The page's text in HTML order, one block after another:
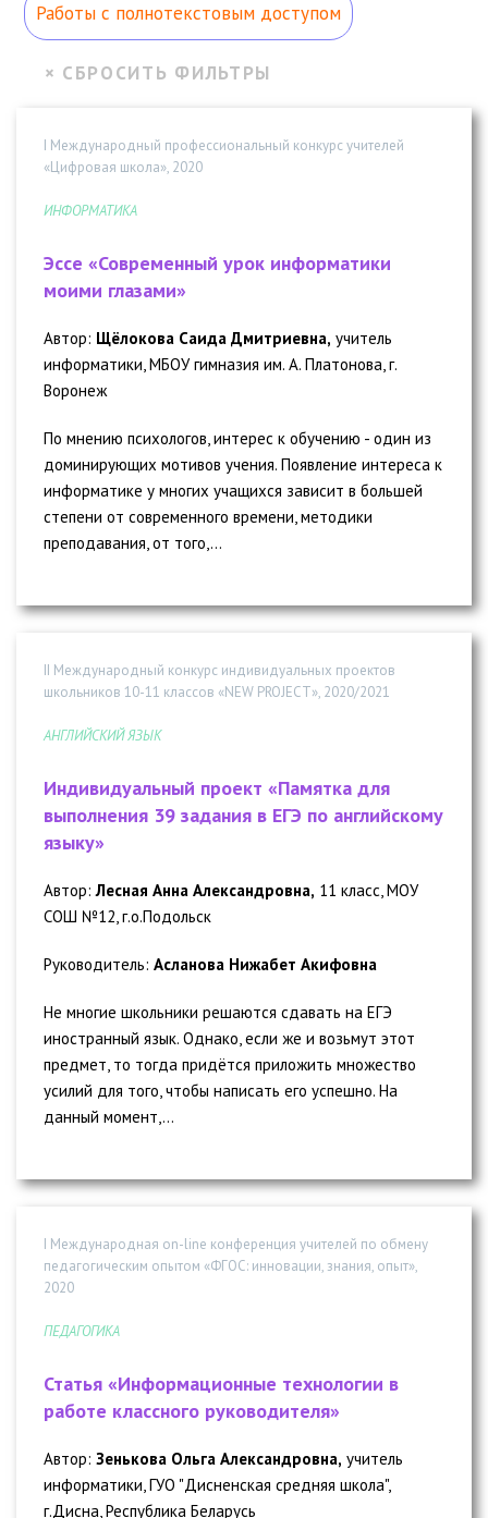
Работы с полнотекстовым доступом
I Международный профессиональный конкурс учителей
«Цифровая школа», 2020
ИНФОРМАТИКА
Эссе «Современный урок информатики
моими глазами»
Автор: Щёлокова Саида Дмитриевна, учитель
информатики, МБОУ гимназия им. А. Платонова, г.
Воронеж
По мнению психологов, интерес к обучению - один из
доминирующих мотивов учения. Появление интереса к
информатике у многих учащихся зависит в большей
степени от современного времени, методики
преподавания, от того,...
II Международный конкурс индивидуальных проектов
школьников 10-11 классов «NEW PROJECT», 2020/2021
АНГЛИЙСКИЙ ЯЗЫК
Индивидуальный проект «Памятка для
выполнения 39 задания в ЕГЭ по английскому
языку»
Автор: Лесная Анна Александровна, 11 класс, МОУ
СОШ №12, г.о.Подольск
Руководитель: Асланова Нижабет Акифовна
Не многие школьники решаются сдавать на ЕГЭ
иностранный язык. Однако, если же и возьмут этот
предмет, то тогда придётся приложить множество
усилий для того, чтобы написать его успешно. На
данный момент,...
I Международная on-line конференция учителей по обмену
педагогическим опытом «ФГОС: инновации, знания, опыт»,
2020
ПЕДАГОГИКА
Статья «Информационные технологии в
работе классного руководителя»
Автор: Зенькова Ольга Александровна, учитель
информатики, ГУО "Дисненская средняя школа",
г.Дисна, Республика Беларусь